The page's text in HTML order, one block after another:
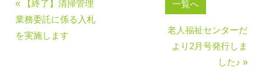
« 【終了】清掃管理
業務委託に係る入札
を実施します
一覧へ
老人福祉センターだ
より2月号発行しま
した♪ »